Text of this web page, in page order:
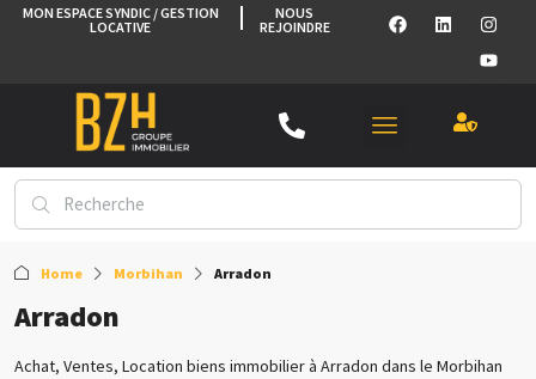
MON ESPACE SYNDIC / GESTION
LOCATIVE
NOUS
REJOINDRE
Home Morbihan Arradon
Arradon
Achat, Ventes, Location biens immobilier à Arradon dans le Morbihan